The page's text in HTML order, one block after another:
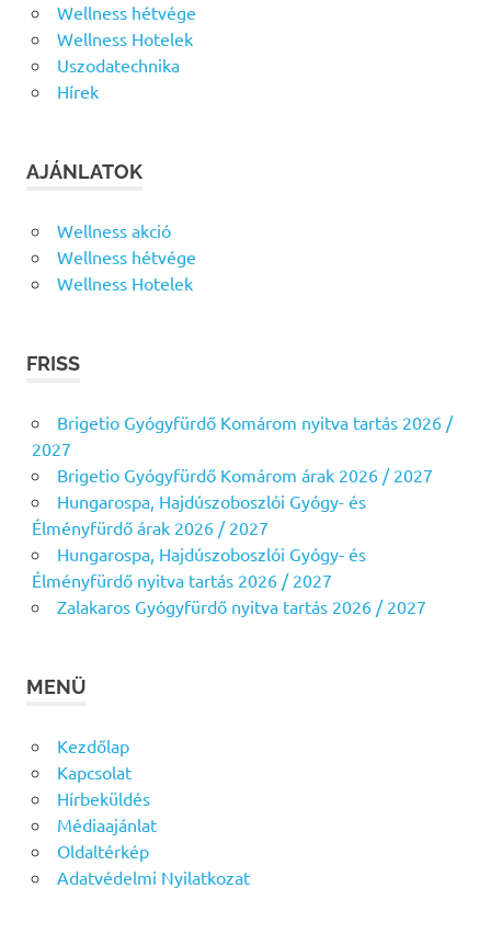
Wellness hétvége
Wellness Hotelek
Uszodatechnika
Hírek
AJÁNLATOK
Wellness akció
Wellness hétvége
Wellness Hotelek
FRISS
Brigetio Gyógyfürdő Komárom nyitva tartás 2026 /
2027
Brigetio Gyógyfürdő Komárom árak 2026 / 2027
Hungarospa, Hajdúszoboszlói Gyógy- és
Élményfürdő árak 2026 / 2027
Hungarospa, Hajdúszoboszlói Gyógy- és
Élményfürdő nyitva tartás 2026 / 2027
Zalakaros Gyógyfürdő nyitva tartás 2026 / 2027
MENÜ
Kezdőlap
Kapcsolat
Hírbeküldés
Médiaajánlat
Oldaltérkép
Adatvédelmi Nyilatkozat